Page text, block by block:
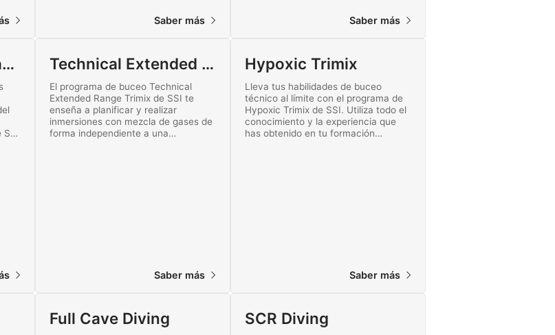
Saber más Saber más
Extended Range Cavern Diving Technical Extended Range Trimix
El programa de buceo Technical
Extended Range Trimix de SSI te
enseña a planificar y realizar
inmersiones con mezcla de gases de
forma independiente a una
Saber más
Hypoxic Trimix
Lleva tus habilidades de buceo
técnico al límite con el programa de
Hypoxic Trimix de SSI. Utiliza todo el
conocimiento y la experiencia que
has obtenido en tu formación
Saber más
Full Cave Diving SCR Diving